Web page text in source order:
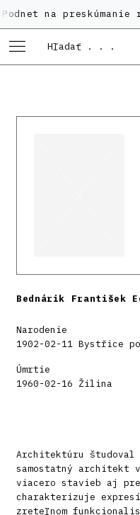
preskúmanie
Bednárik František
Narodenie
1902-02-11 Bystřice
Úmrtie
1960-02-16 Žilina
Architektúru študoval
samostatný architekt
viacero stavieb aj
charakterizuje
zreteľnom